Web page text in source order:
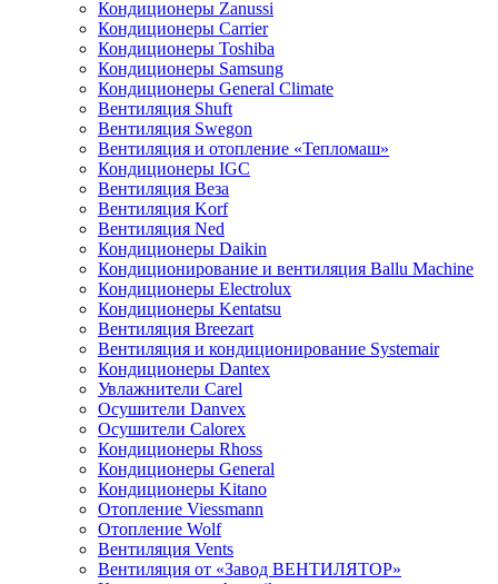
Кондиционеры Zanussi
Кондиционеры Carrier
Кондиционеры Toshiba
Кондиционеры Samsung
Кондиционеры General Climate
Вентиляция Shuft
Вентиляция Swegon
Вентиляция и отопление «Тепломаш»
Кондиционеры IGC
Вентиляция Веза
Вентиляция Korf
Вентиляция Ned
Кондиционеры Daikin
Кондиционирование и вентиляция Ballu Machine
Кондиционеры Electrolux
Кондиционеры Kentatsu
Вентиляция Breezart
Вентиляция и кондиционирование Systemair
Кондиционеры Dantex
Увлажнители Carel
Осушители Danvex
Осушители Calorex
Кондиционеры Rhoss
Кондиционеры General
Кондиционеры Kitano
Отопление Viessmann
Отопление Wolf
Вентиляция Vents
Вентиляция от «Завод ВЕНТИЛЯТОР»